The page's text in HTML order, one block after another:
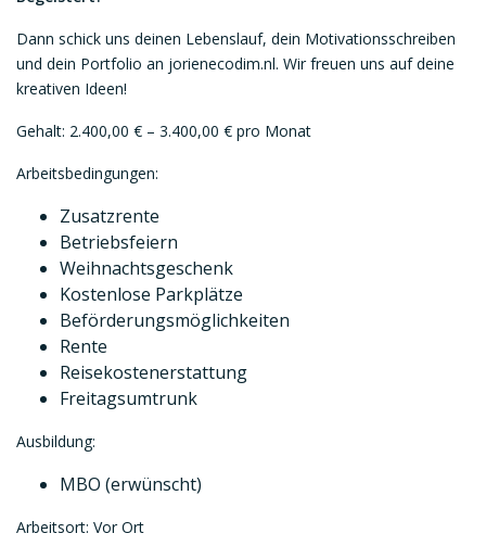
Dann schick uns deinen Lebenslauf, dein Motivationsschreiben
und dein Portfolio an jorienecodim.nl. Wir freuen uns auf deine
kreativen Ideen!
Gehalt: 2.400,00 € – 3.400,00 € pro Monat
Arbeitsbedingungen:
Zusatzrente
Betriebsfeiern
Weihnachtsgeschenk
Kostenlose Parkplätze
Beförderungsmöglichkeiten
Rente
Reisekostenerstattung
Freitagsumtrunk
Ausbildung:
MBO (erwünscht)
Arbeitsort: Vor Ort